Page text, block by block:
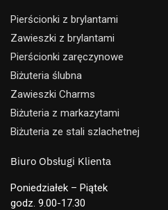
Pierścionki z brylantami
Zawieszki z brylantami
Pierścionki zaręczynowe
Biżuteria ślubna
Zawieszki Charms
Biżuteria z markazytami
Biżuteria ze stali szlachetnej
Biuro Obsługi Klienta
Poniedziałek – Piątek
godz. 9.00-17.30